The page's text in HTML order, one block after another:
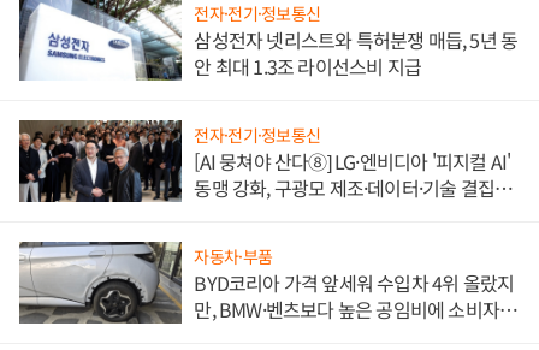
전자·전기·정보통신
삼성전자 넷리스트와 특허분쟁 매듭, 5년 동
안 최대 1.3조 라이선스비 지급
전자·전기·정보통신
[AI 뭉쳐야 산다⑧] LG·엔비디아 '피지컬 AI'
동맹 강화, 구광모 제조·데이터·기술 결집
자동차·부품
BYD코리아 가격 앞세워 수입차 4위 올랐지
만, BMW·벤츠보다 높은 공임비에 소비자